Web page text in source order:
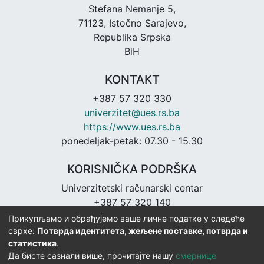
Stefana Nemanje 5,
71123, Istočno Sarajevo,
Republika Srpska
BiH
KONTAKT
+387 57 320 330
univerzitet@ues.rs.ba
https://www.ues.rs.ba
ponedeljak-petak: 07.30 - 15.30
KORISNIČKA PODRŠKA
Univerzitetski računarski centar
+387 57 320 140
urc@ues.rs.ba
https://urc.ues.rs.ba
Прикупљамо и обрађујемо ваше личне податке у следеће
сврхе: Потврда идентитета, жељене поставке, потврда и
статистика.
Да бисте сазнали више, прочитајте нашу смернице